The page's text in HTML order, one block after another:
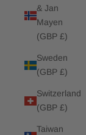
& Jan
Mayen
(GBP £)
Sweden
(GBP £)
Switzerland
(GBP £)
Taiwan